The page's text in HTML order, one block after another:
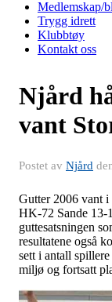
Medlemskap/
Trygg idrett
Klubbtøy
Kontakt oss
Njård
vant
Postet av Njård
Gutter 2006 vant i
HK-72 Sande 13-
guttesatsningen
resultatene også
sett i antall
miljø og fortsatt